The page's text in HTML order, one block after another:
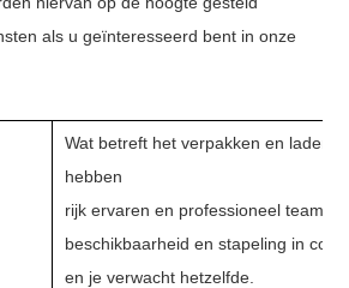
als u geïnteresseerd bent in onze
Wat betreft het verpakken en laden
hebben
rijk ervaren en professioneel team
beschikbaarheid en stapeling in
en je verwacht hetzelfde.